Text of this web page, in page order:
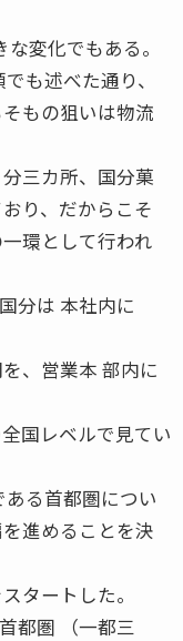
変化でもある。
も述べた通り、
もの狙いは物流
三カ所、国分菓
り、だからこそ
環として行われ
分は 本社内に
、営業本 部内に
国レベルで見てい
る首都圏につい
進めることを決
タートした。
都圏 （一都三